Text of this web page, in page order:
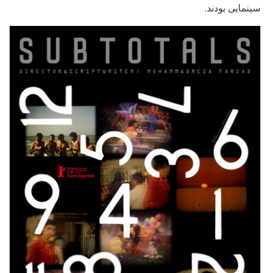
سینمایی بودند.